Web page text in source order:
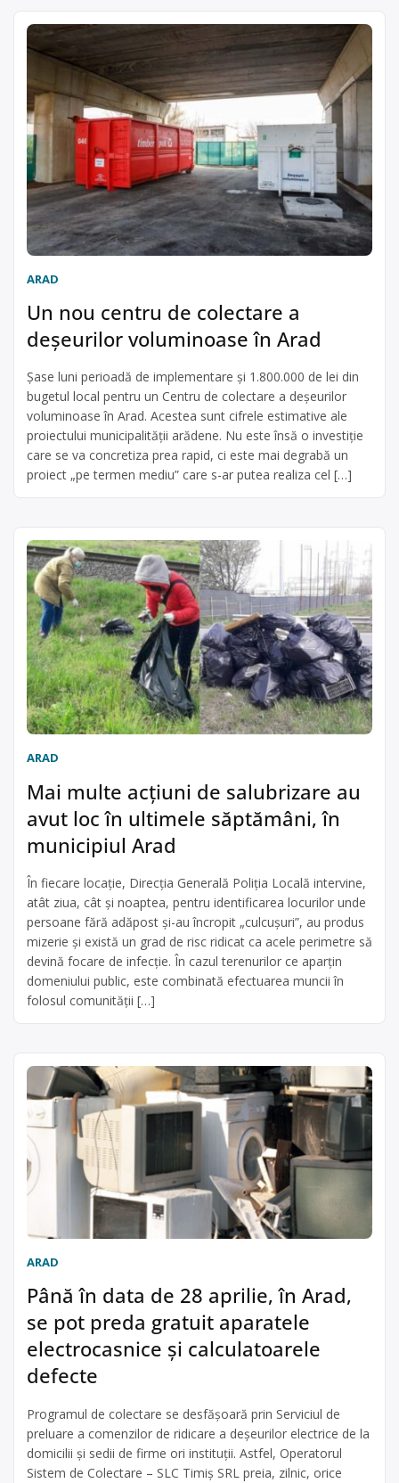
ARAD
Un nou centru de colectare a
deșeurilor voluminoase în Arad
Şase luni perioadă de implementare şi 1.800.000 de lei din
bugetul local pentru un Centru de colectare a deșeurilor
voluminoase în Arad. Acestea sunt cifrele estimative ale
proiectului municipalităţii arădene. Nu este însă o investiţie
care se va concretiza prea rapid, ci este mai degrabă un
proiect „pe termen mediu” care s-ar putea realiza cel […]
ARAD
Mai multe acțiuni de salubrizare au
avut loc în ultimele săptămâni, în
municipiul Arad
În fiecare locație, Direcția Generală Poliția Locală intervine,
atât ziua, cât și noaptea, pentru identificarea locurilor unde
persoane fără adăpost și-au încropit „culcușuri”, au produs
mizerie și există un grad de risc ridicat ca acele perimetre să
devină focare de infecție. În cazul terenurilor ce aparțin
domeniului public, este combinată efectuarea muncii în
folosul comunității […]
ARAD
Până în data de 28 aprilie, în Arad,
se pot preda gratuit aparatele
electrocasnice și calculatoarele
defecte
Programul de colectare se desfășoară prin Serviciul de
preluare a comenzilor de ridicare a deșeurilor electrice de la
domicilii și sedii de firme ori instituții. Astfel, Operatorul
Sistem de Colectare – SLC Timiș SRL preia, zilnic, orice